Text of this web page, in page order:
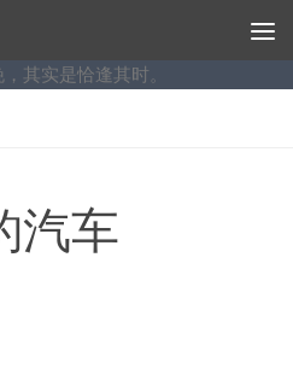
其实是恰逢其时。
汽车